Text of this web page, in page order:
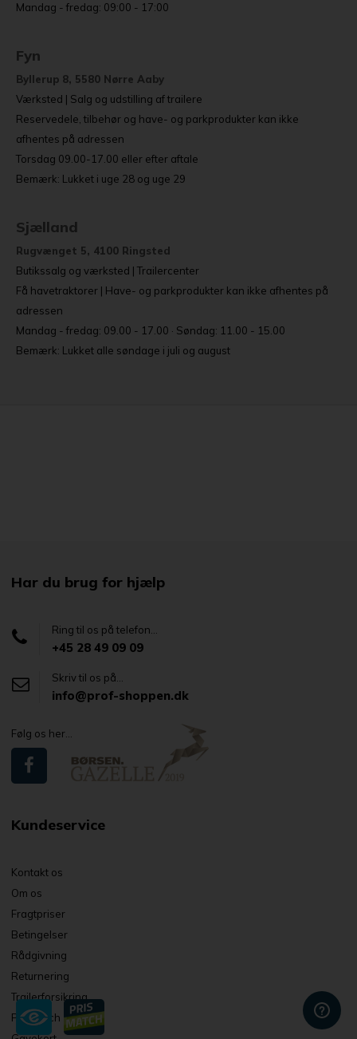
Mandag - fredag: 09:00 - 17:00
Fyn
Byllerup 8, 5580 Nørre Aaby
Værksted | Salg og udstilling af trailere
Reservedele, tilbehør og have- og parkprodukter kan ikke
afhentes på adressen
Torsdag 09.00-17.00 eller efter aftale
Bemærk: Lukket i uge 28 og uge 29
Sjælland
Rugvænget 5, 4100 Ringsted
Butikssalg og værksted | Trailercenter
Få havetraktorer | Have- og parkprodukter kan ikke afhentes på
adressen
Mandag - fredag: 09.00 - 17.00 · Søndag: 11.00 - 15.00
Bemærk: Lukket alle søndage i juli og august
Har du brug for hjælp
Ring til os på telefon...
+45 28 49 09 09
Skriv til os på...
info@prof-shoppen.dk
Følg os her...
Kundeservice
Kontakt os
Om os
Fragtpriser
Betingelser
Rådgivning
Returnering
Trailerforsikring
Prismatch